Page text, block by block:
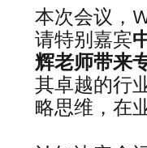
本次会议，
请特别嘉宾
辉老师带来
其卓越的行
略思维，在